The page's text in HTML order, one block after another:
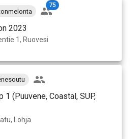
75
2023
1, Ruovesi
1 (Puuvene, Coastal, SUP,
Lohja